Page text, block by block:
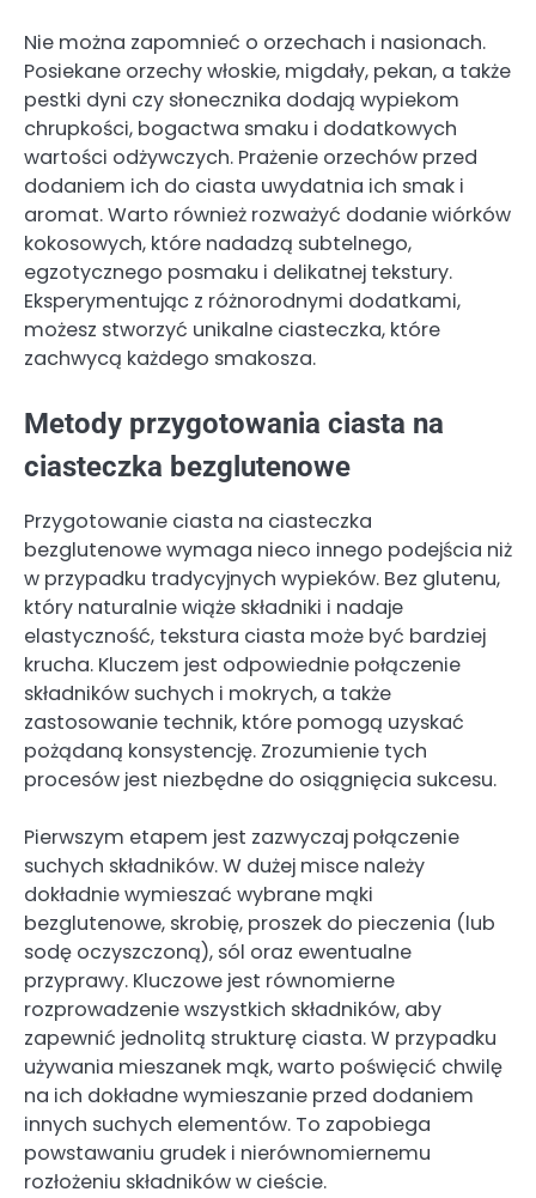
Nie można zapomnieć o orzechach i nasionach.
Posiekane orzechy włoskie, migdały, pekan, a także
pestki dyni czy słonecznika dodają wypiekom
chrupkości, bogactwa smaku i dodatkowych
wartości odżywczych. Prażenie orzechów przed
dodaniem ich do ciasta uwydatnia ich smak i
aromat. Warto również rozważyć dodanie wiórków
kokosowych, które nadadzą subtelnego,
egzotycznego posmaku i delikatnej tekstury.
Eksperymentując z różnorodnymi dodatkami,
możesz stworzyć unikalne ciasteczka, które
zachwycą każdego smakosza.
Metody przygotowania ciasta na
ciasteczka bezglutenowe
Przygotowanie ciasta na ciasteczka
bezglutenowe wymaga nieco innego podejścia niż
w przypadku tradycyjnych wypieków. Bez glutenu,
który naturalnie wiąże składniki i nadaje
elastyczność, tekstura ciasta może być bardziej
krucha. Kluczem jest odpowiednie połączenie
składników suchych i mokrych, a także
zastosowanie technik, które pomogą uzyskać
pożądaną konsystencję. Zrozumienie tych
procesów jest niezbędne do osiągnięcia sukcesu.
Pierwszym etapem jest zazwyczaj połączenie
suchych składników. W dużej misce należy
dokładnie wymieszać wybrane mąki
bezglutenowe, skrobię, proszek do pieczenia (lub
sodę oczyszczoną), sól oraz ewentualne
przyprawy. Kluczowe jest równomierne
rozprowadzenie wszystkich składników, aby
zapewnić jednolitą strukturę ciasta. W przypadku
używania mieszanek mąk, warto poświęcić chwilę
na ich dokładne wymieszanie przed dodaniem
innych suchych elementów. To zapobiega
powstawaniu grudek i nierównomiernemu
rozłożeniu składników w cieście.